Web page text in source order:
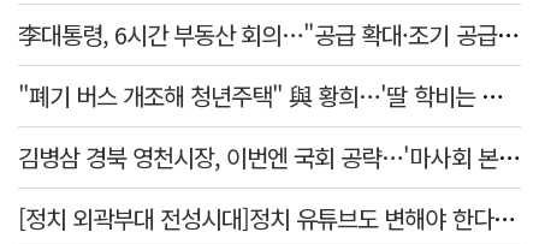
李대통령, 6시간 부동산 회의…"공급 확대·조기 공급 과감히 실천"
"폐기 버스 개조해 청년주택" 與 황희…'딸 학비는 年 4200만원'
김병삼 경북 영천시장, 이번엔 국회 공략…'마사회 본사 이전·광역교통망 확충' 요청
[정치 외곽부대 전성시대]정치 유튜브도 변해야 한다 "화합과 존중"